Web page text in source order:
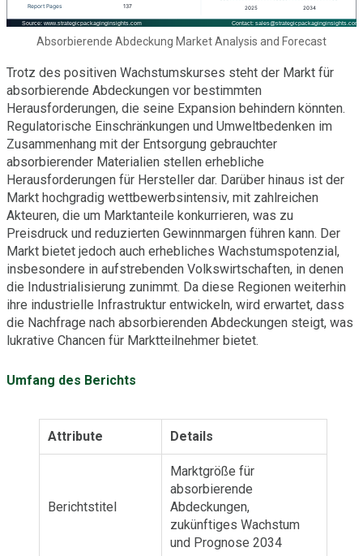
Absorbierende Abdeckung Market Analysis and Forecast
Trotz des positiven Wachstumskurses steht der Markt für
absorbierende Abdeckungen vor bestimmten
Herausforderungen, die seine Expansion behindern könnten.
Regulatorische Einschränkungen und Umweltbedenken im
Zusammenhang mit der Entsorgung gebrauchter
absorbierender Materialien stellen erhebliche
Herausforderungen für Hersteller dar. Darüber hinaus ist der
Markt hochgradig wettbewerbsintensiv, mit zahlreichen
Akteuren, die um Marktanteile konkurrieren, was zu
Preisdruck und reduzierten Gewinnmargen führen kann. Der
Markt bietet jedoch auch erhebliches Wachstumspotenzial,
insbesondere in aufstrebenden Volkswirtschaften, in denen
die Industrialisierung zunimmt. Da diese Regionen weiterhin
ihre industrielle Infrastruktur entwickeln, wird erwartet, dass
die Nachfrage nach absorbierenden Abdeckungen steigt, was
lukrative Chancen für Marktteilnehmer bietet.
Umfang des Berichts
Attribute Details
Berichtstitel
Marktgröße für
absorbierende
Abdeckungen,
zukünftiges Wachstum
und Prognose 2034